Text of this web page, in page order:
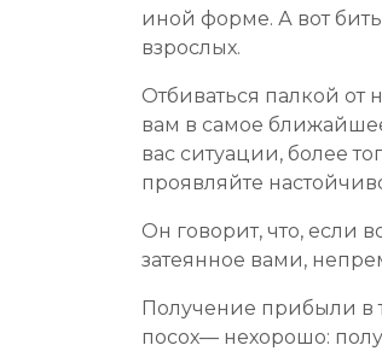
иной форме. А вот
взрослых.
Отбиваться палкой от
вам в самое
вас ситуации, более
проявляйте
Он говорит, что, если
затеянное вами,
Получение прибыли в
посох— нехорошо: